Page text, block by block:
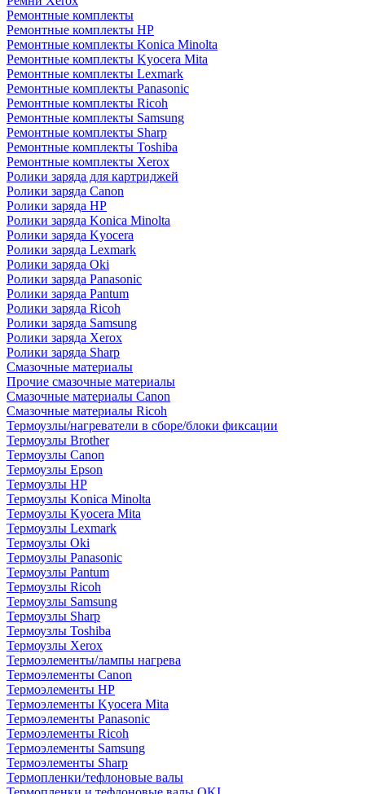
Ремонтные комплекты
Ремонтные комплекты HP
Ремонтные комплекты Konica Minolta
Ремонтные комплекты Kyocera Mita
Ремонтные комплекты Lexmark
Ремонтные комплекты Panasonic
Ремонтные комплекты Ricoh
Ремонтные комплекты Samsung
Ремонтные комплекты Sharp
Ремонтные комплекты Toshiba
Ремонтные комплекты Xerox
Ролики заряда для картриджей
Ролики заряда Canon
Ролики заряда HP
Ролики заряда Konica Minolta
Ролики заряда Kyocera
Ролики заряда Lexmark
Ролики заряда Oki
Ролики заряда Panasonic
Ролики заряда Pantum
Ролики заряда Ricoh
Ролики заряда Samsung
Ролики заряда Xerox
Ролики заряда Sharp
Смазочные материалы
Прочие смазочные материалы
Смазочные материалы Canon
Смазочные материалы Ricoh
Термоузлы/нагреватели в сборе/блоки фиксации
Термоузлы Brother
Термоузлы Canon
Термоузлы Epson
Термоузлы HP
Термоузлы Konica Minolta
Термоузлы Kyocera Mita
Термоузлы Lexmark
Термоузлы Oki
Термоузлы Panasonic
Термоузлы Pantum
Термоузлы Ricoh
Термоузлы Samsung
Термоузлы Sharp
Термоузлы Toshiba
Термоузлы Xerox
Термоэлементы/лампы нагрева
Термоэлементы Canon
Термоэлементы HP
Термоэлементы Kyocera Mita
Термоэлементы Panasonic
Термоэлементы Ricoh
Термоэлементы Samsung
Термоэлементы Sharp
Термопленки/тефлоновые валы